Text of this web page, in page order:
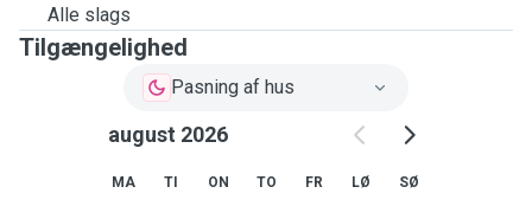
Alle slags
Tilgængelighed
Pasning af hus
august 2026
MA TI ON TO FR LØ SØ